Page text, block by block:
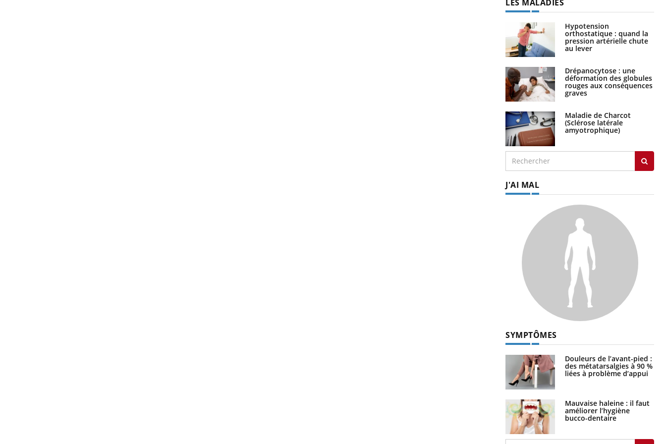
LES MALADIES
Hypotension
orthostatique : quand la
pression artérielle chute
au lever
Drépanocytose : une
déformation des globules
rouges aux conséquences
graves
Maladie de Charcot
(Sclérose latérale
amyotrophique)
J'AI MAL
SYMPTÔMES
Douleurs de l’avant-pied :
des métatarsalgies à 90 %
liées à problème d’appui
Mauvaise haleine : il faut
améliorer l’hygiène
bucco-dentaire